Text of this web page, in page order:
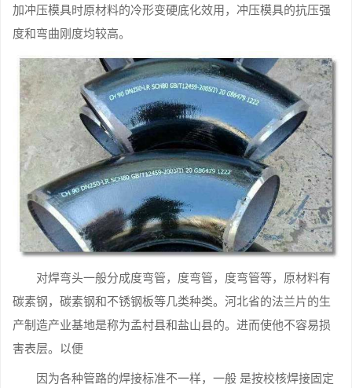
加冲压模具时原材料的冷形变硬底化效用，冲压模具的抗压强
度和弯曲刚度均较高。
对焊弯头一般分成度弯管，度弯管，度弯管等，原材料有
碳素钢，碳素钢和不锈钢板等几类种类。河北省的法兰片的生
产制造产业基地是称为孟村县和盐山县的。进而使他不容易损
害表层。以便
因为各种管路的焊接标准不一样，一般 是按校核焊接固定